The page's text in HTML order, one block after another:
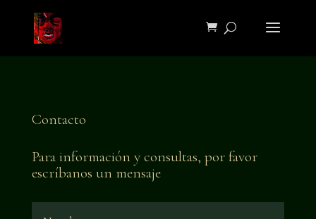
Contacto
Para información y consultas, por favor
escríbanos un mensaje